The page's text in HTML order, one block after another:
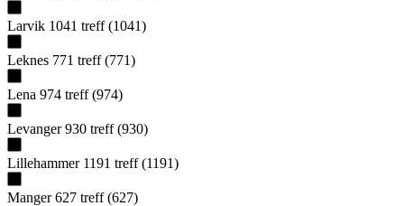
Larvik 1041 treff (1041)
Leknes 771 treff (771)
Lena 974 treff (974)
Levanger 930 treff (930)
Lillehammer 1191 treff (1191)
Manger 627 treff (627)